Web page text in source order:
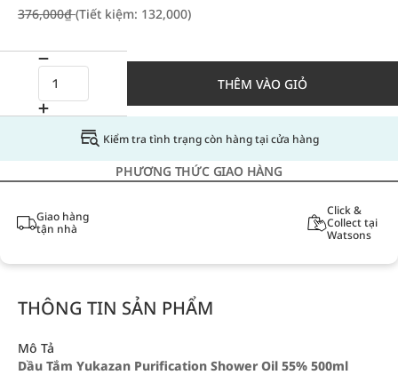
376,000₫(Tiết kiệm: 132,000)
THÊM VÀO GIỎ
Kiểm tra tình trạng còn hàng tại cửa hàng
PHƯƠNG THỨC GIAO HÀNG
Giao hàng
tận nhà
Click &
Collect tại
Watsons
THÔNG TIN SẢN PHẨM
Mô Tả
Dầu Tắm Yukazan Purification Shower Oil 55% 500ml